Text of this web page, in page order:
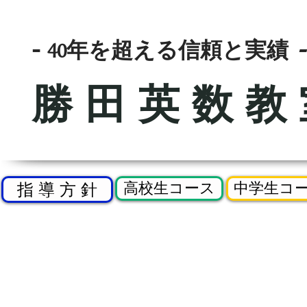
勝田英数
- 40年を超える信頼と実績-
指 導 方 針 高校生コース 中学生コ